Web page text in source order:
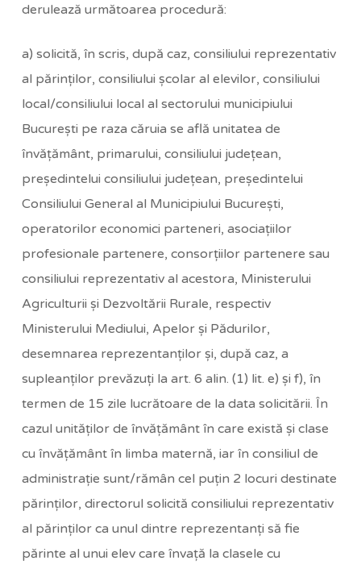
derulează următoarea procedură:
a) solicită, în scris, după caz, consiliului reprezentativ
al părinţilor, consiliului şcolar al elevilor, consiliului
local/consiliului local al sectorului municipiului
Bucureşti pe raza căruia se află unitatea de
învăţământ, primarului, consiliului judeţean,
preşedintelui consiliului judeţean, preşedintelui
Consiliului General al Municipiului Bucureşti,
operatorilor economici parteneri, asociaţiilor
profesionale partenere, consorţiilor partenere sau
consiliului reprezentativ al acestora, Ministerului
Agriculturii şi Dezvoltării Rurale, respectiv
Ministerului Mediului, Apelor şi Pădurilor,
desemnarea reprezentanţilor şi, după caz, a
supleanţilor prevăzuţi la art. 6 alin. (1) lit. e) şi f), în
termen de 15 zile lucrătoare de la data solicitării. În
cazul unităţilor de învăţământ în care există şi clase
cu învăţământ în limba maternă, iar în consiliul de
administraţie sunt/rămân cel puţin 2 locuri destinate
părinţilor, directorul solicită consiliului reprezentativ
al părinţilor ca unul dintre reprezentanţi să fie
părinte al unui elev care învaţă la clasele cu